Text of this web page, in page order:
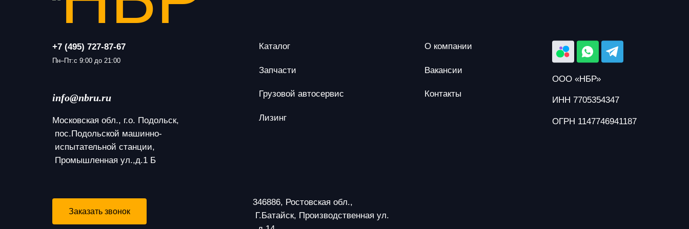
+7 (495) 727-87-67
Пн–Пт:с 9:00 до 21:00
info@nbru.ru
Московская обл., г.о. Подольск,
пос.Подольской машинно-
испытательной станции,
Промышленная ул.,д.1 Б
Каталог
Запчасти
Грузовой автосервис
Лизинг
О компании
Вакансии
Контакты
ООО «НБР»
ИНН 7705354347
ОГРН 1147746941187
Заказать звонок
346886, Ростовская обл.,
Г.Батайск, Производственная ул.